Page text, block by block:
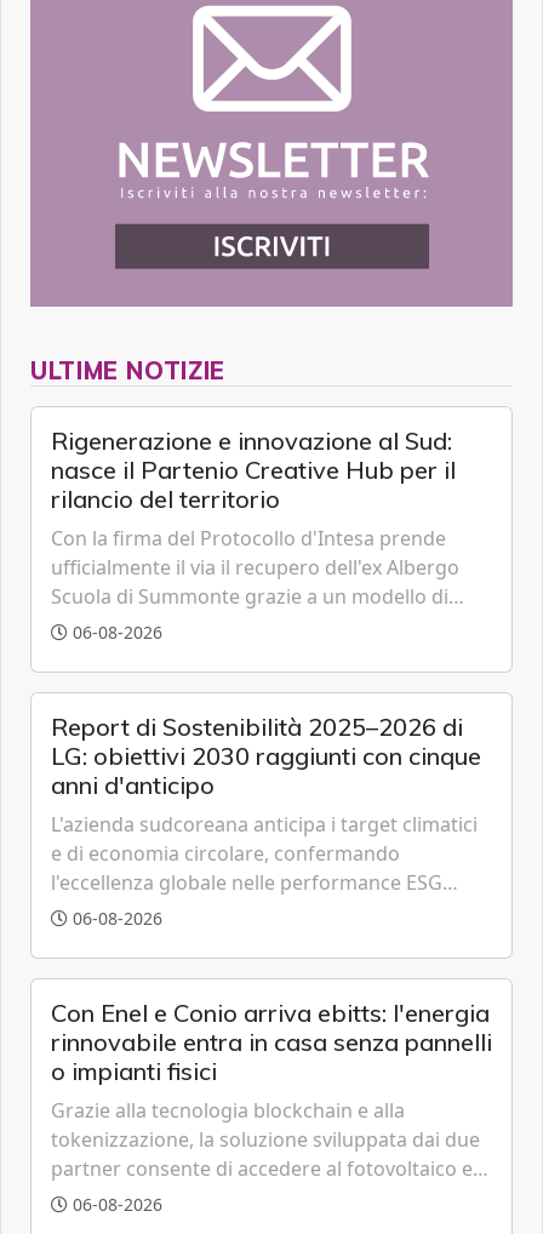
ULTIME NOTIZIE
Rigenerazione e innovazione al Sud:
nasce il Partenio Creative Hub per il
rilancio del territorio
Con la firma del Protocollo d'Intesa prende
ufficialmente il via il recupero dell'ex Albergo
Scuola di Summonte grazie a un modello di
partenariato pubblico-privato e a una rete di
06-08-2026
Report di Sostenibilità 2025–2026 di
LG: obiettivi 2030 raggiunti con cinque
anni d'anticipo
L'azienda sudcoreana anticipa i target climatici
e di economia circolare, confermando
l'eccellenza globale nelle performance ESG
grazie a innovazione, accessibilità e governance
06-08-2026
Con Enel e Conio arriva ebitts: l'energia
rinnovabile entra in casa senza pannelli
o impianti fisici
Grazie alla tecnologia blockchain e alla
tokenizzazione, la soluzione sviluppata dai due
partner consente di accedere al fotovoltaico e
all'eolico ottenendo risparmi diretti in bolletta,
06-08-2026